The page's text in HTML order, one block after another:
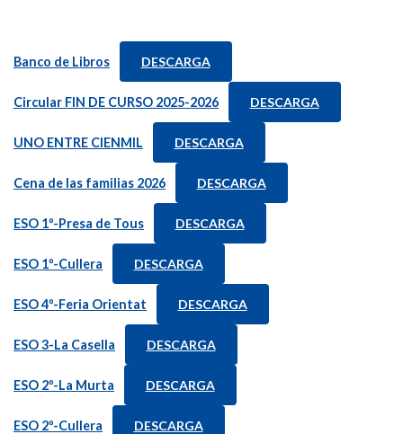
Banco de Libros DESCARGA
Circular FIN DE CURSO 2025-2026 DESCARGA
UNO ENTRE CIENMIL DESCARGA
Cena de las familias 2026 DESCARGA
ESO 1º-Presa de Tous DESCARGA
ESO 1º-Cullera DESCARGA
ESO 4º-Feria Orientat DESCARGA
ESO 3-La Casella DESCARGA
ESO 2º-La Murta DESCARGA
ESO 2º-Cullera DESCARGA